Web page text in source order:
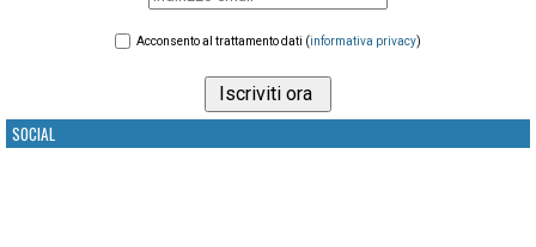
Acconsento al trattamento dati (informativa privacy)
SOCIAL